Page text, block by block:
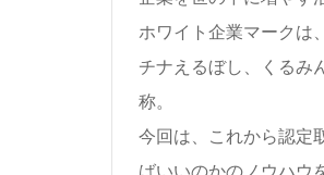
ホワイト企業マークは
チナえるぼし、くるみ
称。
今回は、これから認定